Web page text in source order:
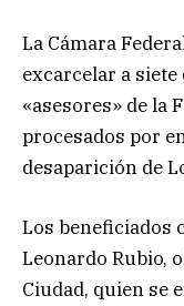
La Cámara
excarcelar a
«asesores» de la
procesados por
desaparición de
Los beneficiados
Leonardo Rubio,
Ciudad, quien se